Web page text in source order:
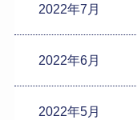
2022年7月
2022年6月
2022年5月